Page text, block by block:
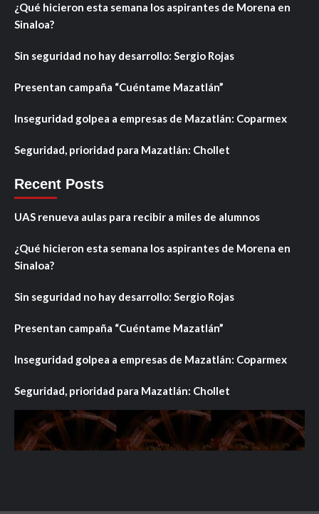
¿Qué hicieron esta semana los aspirantes de Morena en
Sinaloa?
Sin seguridad no hay desarrollo: Sergio Rojas
Presentan campaña “Cuéntame Mazatlán”
Inseguridad golpea a empresas de Mazatlán: Coparmex
Seguridad, prioridad para Mazatlán: Chollet
Recent Posts
UAS renueva aulas para recibir a miles de alumnos
¿Qué hicieron esta semana los aspirantes de Morena en
Sinaloa?
Sin seguridad no hay desarrollo: Sergio Rojas
Presentan campaña “Cuéntame Mazatlán”
Inseguridad golpea a empresas de Mazatlán: Coparmex
Seguridad, prioridad para Mazatlán: Chollet